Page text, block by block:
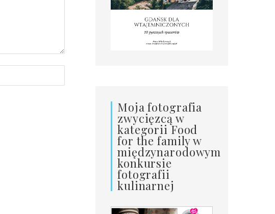
Moja fotografia
zwycięzcą w
kategorii Food
for the family w
międzynarodowym
konkursie
fotografii
kulinarnej